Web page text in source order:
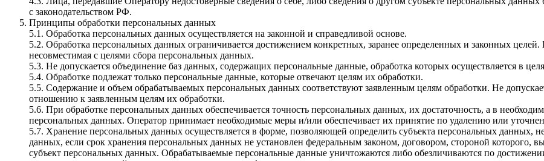
с законодательством РФ.
Принципы обработки персональных данных
5.1. Обработка персональных данных осуществляется на законной и справедливой основе.
5.2. Обработка персональных данных ограничивается достижением конкретных, заранее определенных и законных
несовместимая с целями сбора персональных данных.
5.3. Не допускается объединение баз данных, содержащих персональные данные, обработка которых осуществляется в
5.4. Обработке подлежат только персональные данные, которые отвечают целям их обработки.
5.5. Содержание и объем обрабатываемых персональных данных соответствуют заявленным целям обработки. Не
отношению к заявленным целям их обработки.
5.6. При обработке персональных данных обеспечивается точность персональных данных, их достаточность, а в
персональных данных. Оператор принимает необходимые меры и/или обеспечивает их принятие по удалению или
5.7. Хранение персональных данных осуществляется в форме, позволяющей определить субъекта персональных данных,
данных, если срок хранения персональных данных не установлен федеральным законом, договором, стороной которого,
субъект персональных данных. Обрабатываемые персональные данные уничтожаются либо обезличиваются по